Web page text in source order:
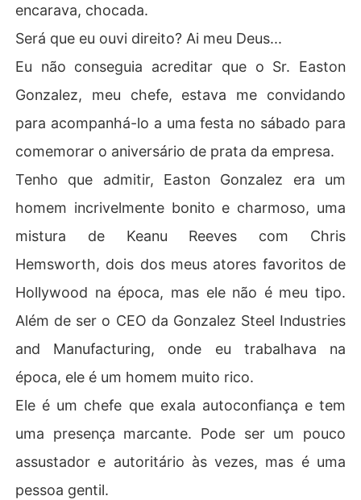
encarava, chocada.
Será que eu ouvi direito? Ai meu Deus...
Eu não conseguia acreditar que o Sr. Easton
Gonzalez, meu chefe, estava me convidando
para acompanhá-lo a uma festa no sábado para
comemorar o aniversário de prata da empresa.
Tenho que admitir, Easton Gonzalez era um
homem incrivelmente bonito e charmoso, uma
mistura de Keanu Reeves com Chris
Hemsworth, dois dos meus atores favoritos de
Hollywood na época, mas ele não é meu tipo.
Além de ser o CEO da Gonzalez Steel Industries
and Manufacturing, onde eu trabalhava na
época, ele é um homem muito rico.
Ele é um chefe que exala autoconfiança e tem
uma presença marcante. Pode ser um pouco
assustador e autoritário às vezes, mas é uma
pessoa gentil.